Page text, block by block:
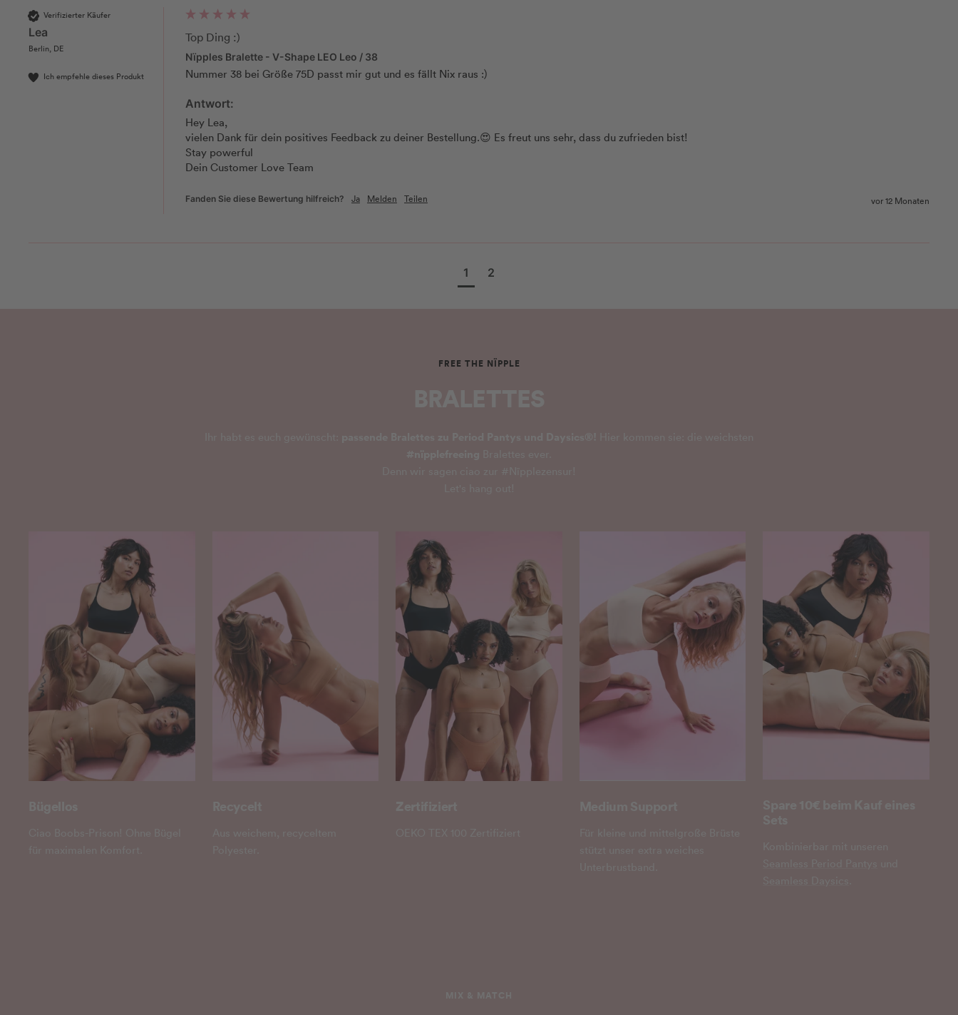
Verifizierter Käufer
Lea
Berlin, DE
Ich empfehle dieses Produkt
Top Ding :)
Nïpples Bralette - V-Shape LEO Leo / 38
Nummer 38 bei Größe 75D passt mir gut und es fällt Nix raus :)
Antwort:
Hey Lea,
vielen Dank für dein positives Feedback zu deiner Bestellung.😍 Es freut uns sehr, dass du zufrieden bist!
Stay powerful
Dein Customer Love Team
Fanden Sie diese Bewertung hilfreich? Ja Melden Teilen vor 12 Monaten
1 2
FREE THE NÏPPLE